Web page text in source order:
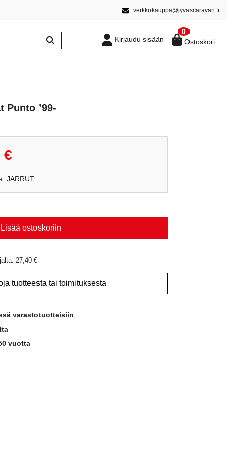
verkkokauppa@jyvascaravan.fi
Kirjaudu sisään
0
Ostoskori
Punto ’99-
€
on:
JARRUT
Lisää ostoskoriin
27,40 €
tuotteesta tai toimituksesta
varastotuotteisiin
vuotta